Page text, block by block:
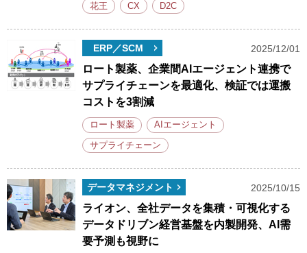
花王 CX D2C
ERP／SCM 2025/12/01
ロート製薬、企業間AIエージェント連携で
サプライチェーンを最適化、検証では運搬
コストを3割減
ロート製薬 AIエージェント
サプライチェーン
データマネジメント 2025/10/15
ライオン、全社データを集積・可視化する
データドリブン経営基盤を内製開発、AI需
要予測も視野に